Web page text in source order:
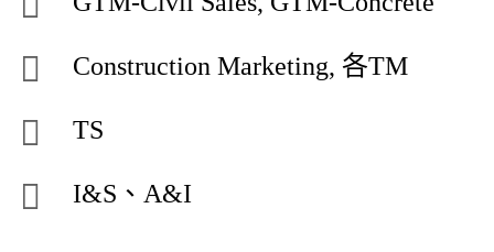
Construction Marketing, 各TM
TS
I&S、A&I